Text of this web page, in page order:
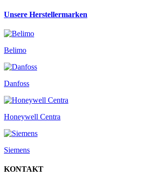
Unsere Herstellermarken
Belimo
Danfoss
Honeywell Centra
Siemens
KONTAKT